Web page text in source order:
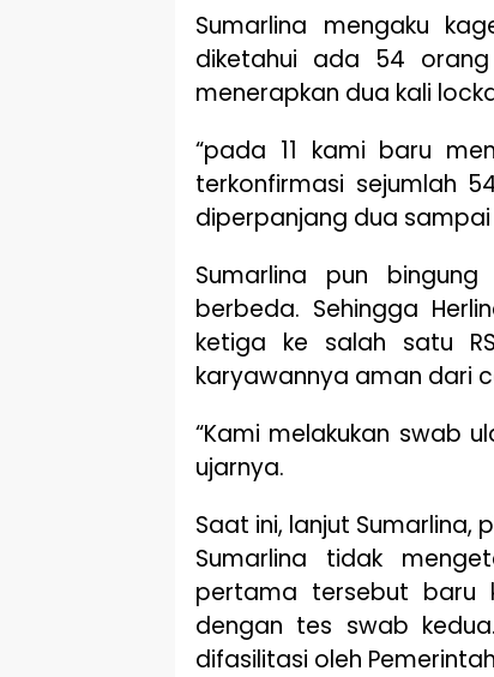
Sumarlina mengaku
diketahui ada 54 orang
menerapkan dua kali
“pada 11 kami baru
terkonfirmasi sejumlah
diperpanjang dua sampai
Sumarlina pun
berbeda. Sehingga
ketiga ke salah satu
karyawannya aman dari
“Kami melakukan swab
ujarnya.
Saat ini, lanjut Sumarlina,
Sumarlina tidak
pertama tersebut baru
dengan tes swab
difasilitasi oleh